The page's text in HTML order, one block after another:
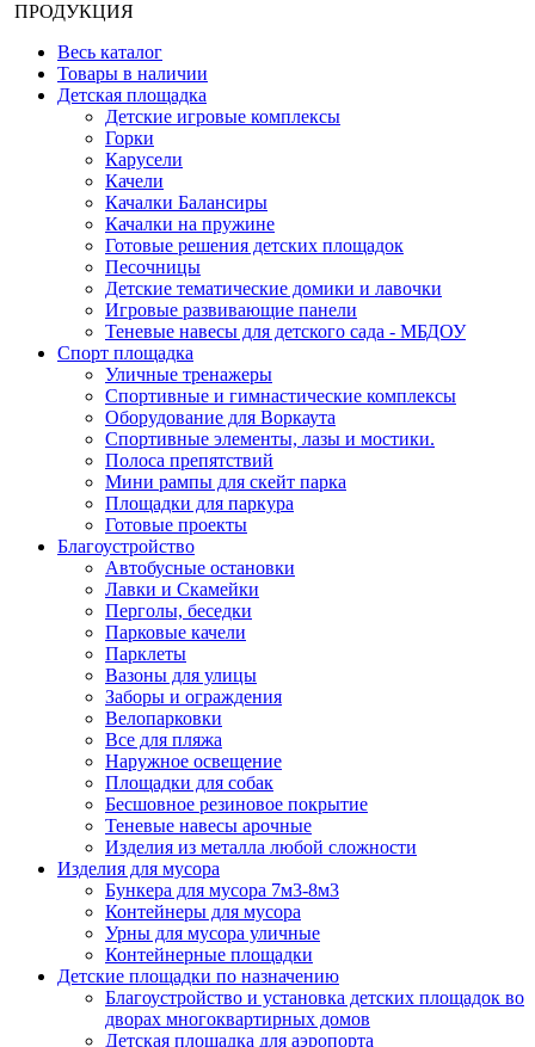
ПРОДУКЦИЯ
Весь каталог
Товары в наличии
Детская площадка
Детские игровые комплексы
Горки
Карусели
Качели
Качалки Балансиры
Качалки на пружине
Готовые решения детских площадок
Песочницы
Детские тематические домики и лавочки
Игровые развивающие панели
Теневые навесы для детского сада - МБДОУ
Спорт площадка
Уличные тренажеры
Спортивные и гимнастические комплексы
Оборудование для Воркаута
Спортивные элементы, лазы и мостики.
Полоса препятствий
Мини рампы для скейт парка
Площадки для паркура
Готовые проекты
Благоустройство
Автобусные остановки
Лавки и Скамейки
Перголы, беседки
Парковые качели
Парклеты
Вазоны для улицы
Заборы и ограждения
Велопарковки
Все для пляжа
Наружное освещение
Площадки для собак
Бесшовное резиновое покрытие
Теневые навесы арочные
Изделия из металла любой сложности
Изделия для мусора
Бункера для мусора 7м3-8м3
Контейнеры для мусора
Урны для мусора уличные
Контейнерные площадки
Детские площадки по назначению
Благоустройство и установка детских площадок во
дворах многоквартирных домов
Детская площадка для аэропорта